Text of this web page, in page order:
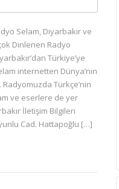
Selam, Diyarbakır ve
Dinlenen Radyo
Türkiye’ye
internetten Dünya’nın
Türkçe’nin
ve eserlere de yer
İletişim Bilgileri
Cad. Hattapoğlu […]